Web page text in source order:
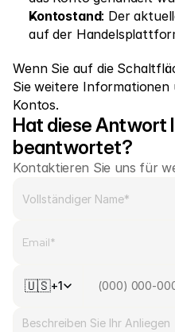
Über uns
Kontaktieren Sie uns
Rechtliche Dokumente
Karriere
Lernen
Wirtschaftskalender
Snaps
Kontostand: Der
auf der
Wenn Sie auf die
Sie weitere Informationen
Kontos.
Hat diese Antwort
beantwortet?
Kontaktieren Sie uns für
🇺🇸+1